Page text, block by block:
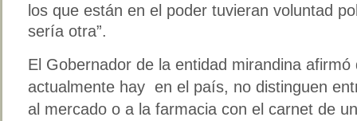
los que están en el poder tuvieran voluntad
sería otra”.
El Gobernador de la entidad mirandina
actualmente hay en el país, no distinguen
al mercado o a la farmacia con el carnet de